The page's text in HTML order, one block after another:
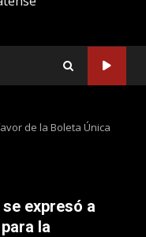
de la Boleta Única
expresó a
la